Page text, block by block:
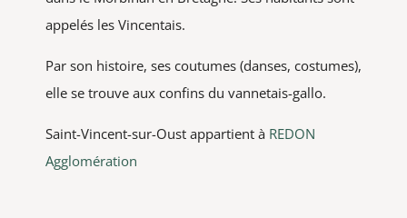
appelés les Vincentais.
Par son histoire, ses coutumes (danses, costumes),
elle se trouve aux confins du vannetais-gallo.
Saint-Vincent-sur-Oust appartient à REDON
Agglomération